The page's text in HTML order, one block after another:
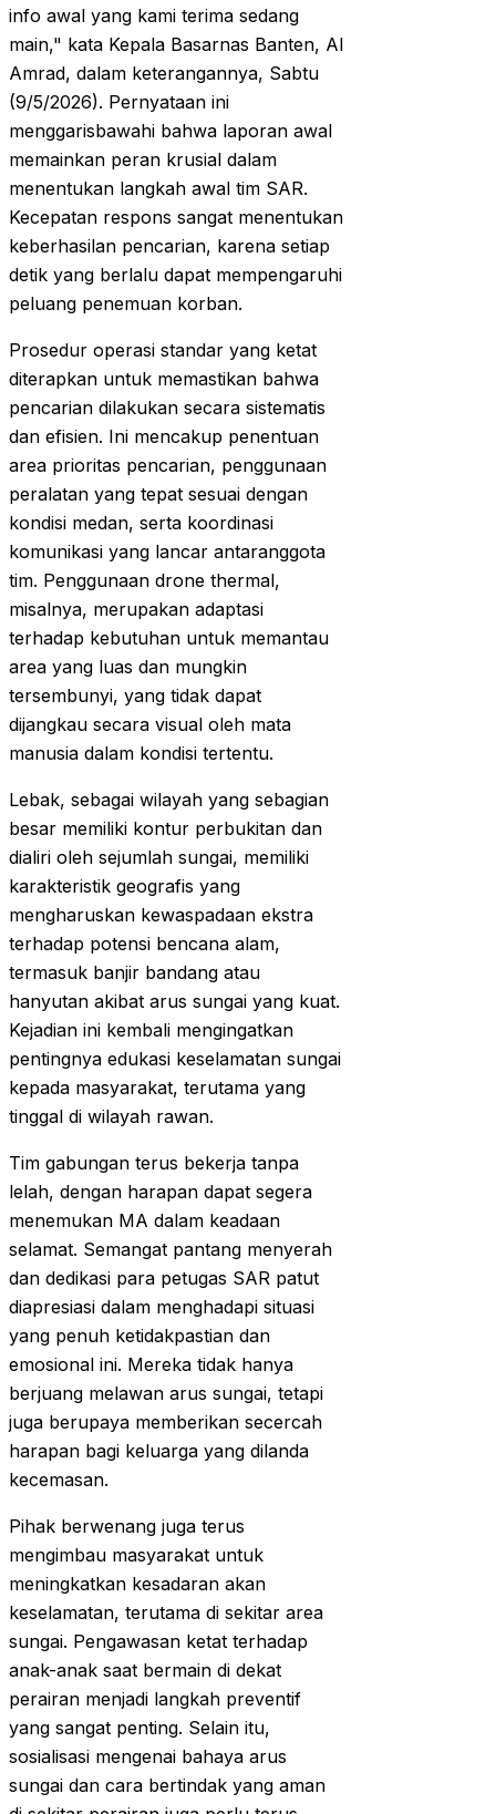
info awal yang kami terima sedang
main," kata Kepala Basarnas Banten, Al
Amrad, dalam keterangannya, Sabtu
(9/5/2026). Pernyataan ini
menggarisbawahi bahwa laporan awal
memainkan peran krusial dalam
menentukan langkah awal tim SAR.
Kecepatan respons sangat menentukan
keberhasilan pencarian, karena setiap
detik yang berlalu dapat mempengaruhi
peluang penemuan korban.
Prosedur operasi standar yang ketat
diterapkan untuk memastikan bahwa
pencarian dilakukan secara sistematis
dan efisien. Ini mencakup penentuan
area prioritas pencarian, penggunaan
peralatan yang tepat sesuai dengan
kondisi medan, serta koordinasi
komunikasi yang lancar antaranggota
tim. Penggunaan drone thermal,
misalnya, merupakan adaptasi
terhadap kebutuhan untuk memantau
area yang luas dan mungkin
tersembunyi, yang tidak dapat
dijangkau secara visual oleh mata
manusia dalam kondisi tertentu.
Lebak, sebagai wilayah yang sebagian
besar memiliki kontur perbukitan dan
dialiri oleh sejumlah sungai, memiliki
karakteristik geografis yang
mengharuskan kewaspadaan ekstra
terhadap potensi bencana alam,
termasuk banjir bandang atau
hanyutan akibat arus sungai yang kuat.
Kejadian ini kembali mengingatkan
pentingnya edukasi keselamatan sungai
kepada masyarakat, terutama yang
tinggal di wilayah rawan.
Tim gabungan terus bekerja tanpa
lelah, dengan harapan dapat segera
menemukan MA dalam keadaan
selamat. Semangat pantang menyerah
dan dedikasi para petugas SAR patut
diapresiasi dalam menghadapi situasi
yang penuh ketidakpastian dan
emosional ini. Mereka tidak hanya
berjuang melawan arus sungai, tetapi
juga berupaya memberikan secercah
harapan bagi keluarga yang dilanda
kecemasan.
Pihak berwenang juga terus
mengimbau masyarakat untuk
meningkatkan kesadaran akan
keselamatan, terutama di sekitar area
sungai. Pengawasan ketat terhadap
anak-anak saat bermain di dekat
perairan menjadi langkah preventif
yang sangat penting. Selain itu,
sosialisasi mengenai bahaya arus
sungai dan cara bertindak yang aman